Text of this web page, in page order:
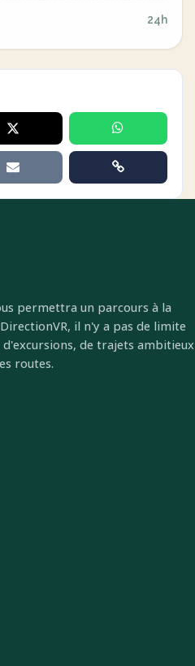
24h
permettra un parcours à la
il n'y a pas de limite
de trajets ambitieux
routes.